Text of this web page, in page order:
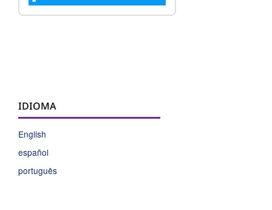
IDIOMA
English
español
português